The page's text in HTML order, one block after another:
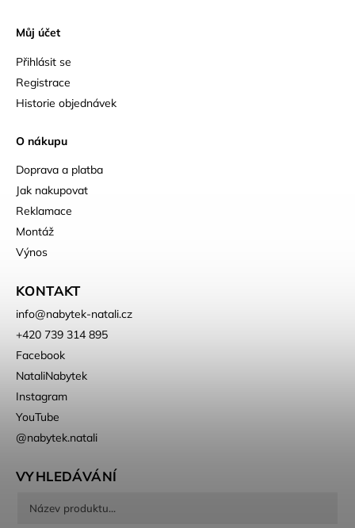
Můj účet
Přihlásit se
Registrace
Historie objednávek
O nákupu
Doprava a platba
Jak nakupovat
Reklamace
Montáž
Výnos
KONTAKT
info@nabytek-natali.cz
+420 739 314 895
Facebook
NataliNabytek
Instagram
YouTube
@nabytek.natali
VYHLEDÁVÁNÍ